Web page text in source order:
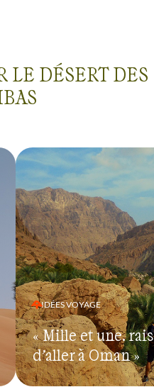
LE DÉSERT DES
IDÉES VOYAGE
« Mille et une…
d’aller à Oman »